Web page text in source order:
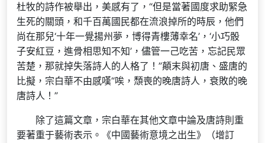
杜牧的詩作被舉出，美感有了，“但是當著國度求助緊急
生死的關頭，和千百萬國民都在流浪掉所的時辰，他們
尚在那兒‘十年一覺揚州夢，博得青樓薄幸名’，‘小巧骰
子安紅豆，進骨相思知不知’，儘管一己吃苦，忘記民眾
苦楚，那就掉失落詩人的人格了！”顛末與初唐、盛唐的
比擬，宗白華不由感嘆“唉，頹喪的晚唐詩人，衰敗的晚
唐詩人！”
除了這篇文章，宗白華在其他文章中論及唐詩則重
要著重于藝術表示。《中國藝術意境之出生》（增訂